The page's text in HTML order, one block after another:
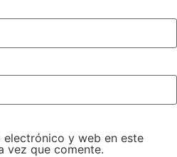
electrónico y web en este
vez que comente.